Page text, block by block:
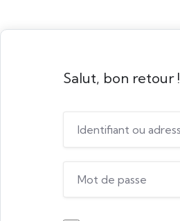
Salut, bon retour !